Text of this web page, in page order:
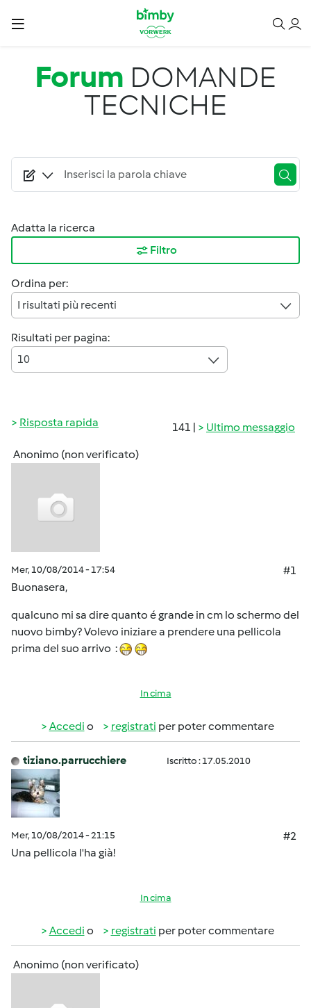
Salta al contenuto principale
Forum DOMANDE
TECNICHE
Adatta la ricerca
Filtro
Ordina per:
I risultati più recenti
Risultati per pagina:
10
141 | Ultimo messaggio
Risposta rapida
Anonimo (non verificato)
Mer, 10/08/2014 - 17:54
#1
Buonasera,
qualcuno mi sa dire quanto é grande in cm lo schermo del
nuovo bimby? Volevo iniziare a prendere una pellicola
prima del suo arrivo :
In cima
Accedi o registrati per poter commentare
tiziano.parrucchiere Iscritto : 17.05.2010
Mer, 10/08/2014 - 21:15
#2
Una pellicola l'ha già!
In cima
Accedi o registrati per poter commentare
Anonimo (non verificato)